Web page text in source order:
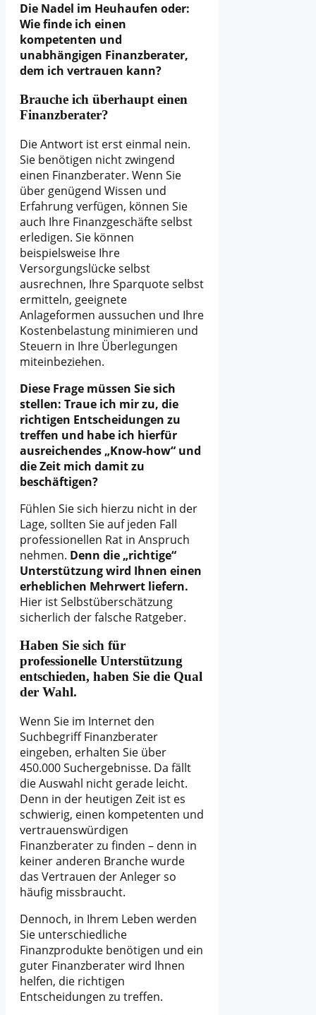
Die Nadel im Heuhaufen oder:
Wie finde ich einen
kompetenten und
unabhängigen Finanzberater,
dem ich vertrauen kann?
Brauche ich überhaupt einen
Finanzberater?
Die Antwort ist erst einmal nein.
Sie benötigen nicht zwingend
einen Finanzberater. Wenn Sie
über genügend Wissen und
Erfahrung verfügen, können Sie
auch Ihre Finanzgeschäfte selbst
erledigen. Sie können
beispielsweise Ihre
Versorgungslücke selbst
ausrechnen, Ihre Sparquote selbst
ermitteln, geeignete
Anlageformen aussuchen und Ihre
Kostenbelastung minimieren und
Steuern in Ihre Überlegungen
miteinbeziehen.
Diese Frage müssen Sie sich
stellen: Traue ich mir zu, die
richtigen Entscheidungen zu
treffen und habe ich hierfür
ausreichendes „Know-how“ und
die Zeit mich damit zu
beschäftigen?
Fühlen Sie sich hierzu nicht in der
Lage, sollten Sie auf jeden Fall
professionellen Rat in Anspruch
nehmen. Denn die „richtige“
Unterstützung wird Ihnen einen
erheblichen Mehrwert liefern.
Hier ist Selbstüberschätzung
sicherlich der falsche Ratgeber.
Haben Sie sich für
professionelle Unterstützung
entschieden, haben Sie die Qual
der Wahl.
Wenn Sie im Internet den
Suchbegriff Finanzberater
eingeben, erhalten Sie über
450.000 Suchergebnisse. Da fällt
die Auswahl nicht gerade leicht.
Denn in der heutigen Zeit ist es
schwierig, einen kompetenten und
vertrauenswürdigen
Finanzberater zu finden – denn in
keiner anderen Branche wurde
das Vertrauen der Anleger so
häufig missbraucht.
Dennoch, in Ihrem Leben werden
Sie unterschiedliche
Finanzprodukte benötigen und ein
guter Finanzberater wird Ihnen
helfen, die richtigen
Entscheidungen zu treffen.